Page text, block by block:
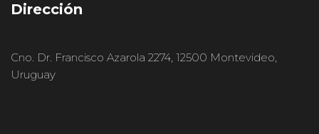
Dirección
Cno. Dr. Francisco Azarola 2274, 12500 Montevideo,
Uruguay